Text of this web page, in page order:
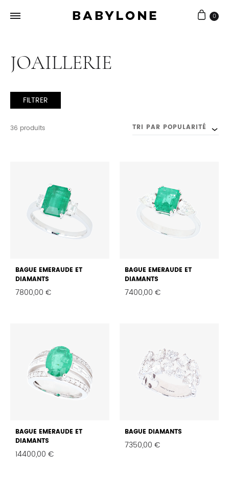
0
JOAILLERIE
FILTRER
36 produits TRI PAR POPULARITÉ
BAGUE EMERAUDE ET
DIAMANTS
7800,00 €
BAGUE EMERAUDE ET
DIAMANTS
7400,00 €
BAGUE EMERAUDE ET
DIAMANTS
14400,00 €
BAGUE DIAMANTS
7350,00 €